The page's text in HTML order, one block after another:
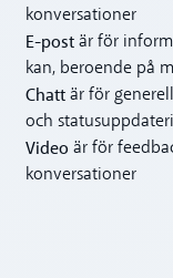
konversationer
E-post är för
kan, beroende på
Chatt är för
och
Video är för
konversationer